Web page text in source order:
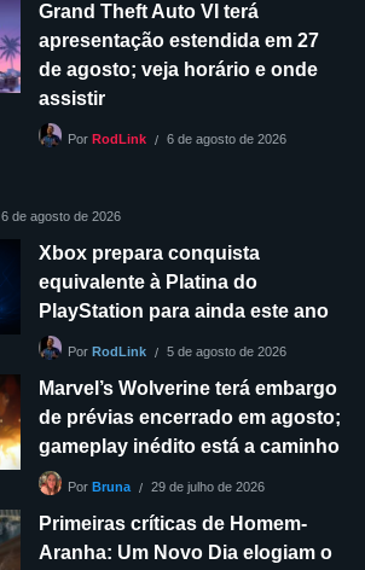
Grand Theft Auto VI terá
apresentação estendida em 27
de agosto; veja horário e onde
assistir
Por RodLink 6 de agosto de 2026
6 de agosto de 2026
Xbox prepara conquista
equivalente à Platina do
PlayStation para ainda este ano
Por RodLink 5 de agosto de 2026
Marvel’s Wolverine terá embargo
de prévias encerrado em agosto;
gameplay inédito está a caminho
Por Bruna 29 de julho de 2026
Primeiras críticas de Homem-
Aranha: Um Novo Dia elogiam o